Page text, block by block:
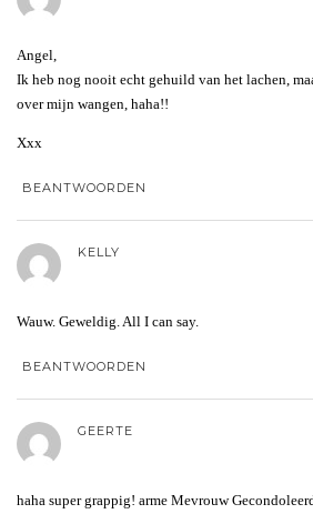
Angel,
Ik heb nog nooit echt gehuild van het lachen,
over mijn wangen, haha!!
Xxx
BEANTWOORDEN
KELLY
Wauw. Geweldig. All I can say.
BEANTWOORDEN
GEERTE
haha super grappig! arme Mevrouw